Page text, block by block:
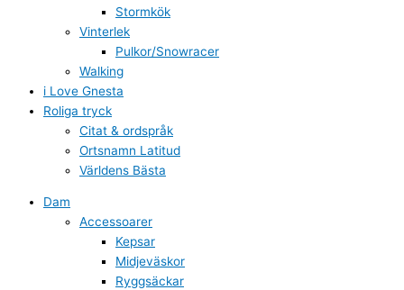
Stormkök
Vinterlek
Pulkor/Snowracer
Walking
i Love Gnesta
Roliga tryck
Citat & ordspråk
Ortsnamn Latitud
Världens Bästa
Dam
Accessoarer
Kepsar
Midjeväskor
Ryggsäckar